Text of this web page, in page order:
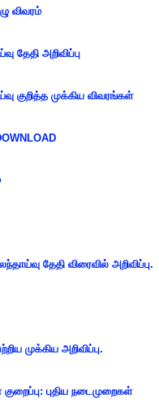
விவரம்
தேதி அறிவிப்பு
குறித்த முக்கிய விவரங்கள்
தேதி விரைவில் அறிவிப்பு.
முக்கிய அறிவிப்பு.
புதிய நடைமுறைகள்